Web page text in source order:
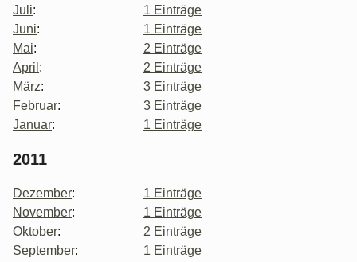
Juli:
1 Einträge
Juni:
1 Einträge
Mai:
2 Einträge
April :
2 Einträge
März:
3 Einträge
Februar:
3 Einträge
Januar: 1 Einträge
2011
Dezember:
1 Einträge
November:
1 Einträge
Oktober:
2 Einträge
September:
1 Einträge